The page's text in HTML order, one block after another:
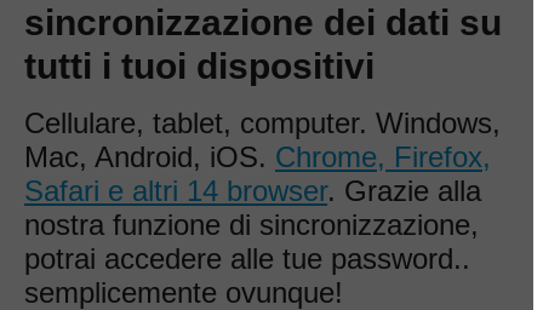
sincronizzazione dei dati su
tutti i tuoi dispositivi
Cellulare, tablet, computer. Windows,
Mac, Android, iOS. Chrome, Firefox,
Safari e altri 14 browser. Grazie alla
nostra funzione di sincronizzazione,
potrai accedere alle tue password..
semplicemente ovunque!